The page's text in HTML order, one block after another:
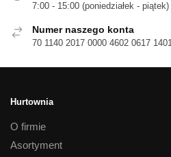
7:00 - 15:00 (poniedziałek - piątek)
Numer naszego konta
70 1140 2017 0000 4602 0617 1401
Hurtownia
O firmie
Asortyment